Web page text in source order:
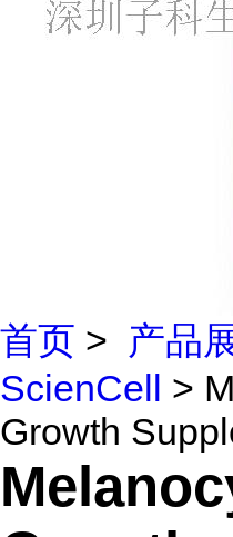
首页 > 产品
ScienCell >
Growth